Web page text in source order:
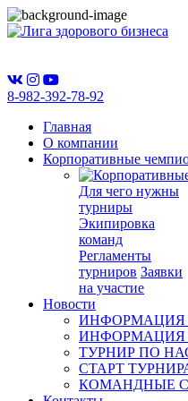
8-982-392-78-92
Главная
О компании
Корпоративные
Для чего нужны
турниры
Экипировка
команд
Регламенты
турниров Заявки
на участие
Новости
ИНФОРМАЦИЯ
ИНФОРМАЦИЯ
ТУРНИР ПО
СТАРТ ТУРНИРА
КОМАНДНЫЕ